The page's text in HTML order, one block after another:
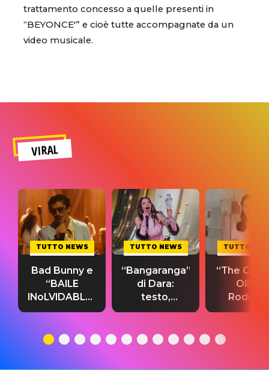
trattamento concesso a quelle presenti in
“BEYONCE'” e cioè tutte accompagnate da un
video musicale.
VIRAL
TUTTO NEWS
Bad Bunny e
“BAILE
INoLVIDABLE”:
testo,
significato
TUTTO NEWS
“Bangaranga”
di Dara:
testo,
traduzione e
del singolo
TUTTO
“The
Olivia
testo,